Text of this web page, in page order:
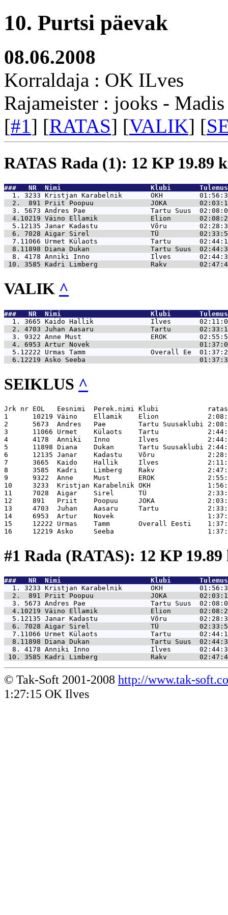
10. Purtsi päevak
08.06.2008
Korraldaja : OK ILves
Rajameister : jooks -
[#1] [RATAS] [VALIK] [
RATAS Rada (1): 12 KP 19.89
###   NR  Nimi                      Klubi
  1. 3233
Kristjan Karabelnik       OKH
  2.  891
Priit Poopuu              JOKA
  3. 5673
Andres Pae                Tartu Suus
  4.10219
Väino Ellamik             Elion
  5.12135
Janar Kadastu             Võru
  6. 7028
Aigar Sirel               TÜ
  7.11066
Urmet Külaots             Tartu
  8.11898
Diana Dukan               Tartu Suus
  8. 4178
Anniki Inno               Ilves
10. 3585 Kadri Limberg             Rakv
VALIK ^
###   NR  Nimi                      Klubi
  1. 3665
Kaido Hallik              Ilves
  2. 4703
Juhan Aasaru              Tartu
  3. 9322
Anne Must                 EROK
  4. 6953
Artur Novek
  5.12222
Urmas Tamm                Overall Ee
  6.12219
Asko Seeba
SEIKLUS ^
Jrk nr EOL   Eesnimi  Perek.nimi Klubi            ratas  	KP	jooks  	KP	kokku
1      10219 Väino    Ellamik    Elion            2:08:22	12	1:01:11	22	3:09:33
2      5673  Andres   Pae        Tartu Suusaklubi 2:08:00	12	1:32:04	22	3:40:04
3      11066 Urmet    Külaots    Tartu            2:44:13	12	1:37:24	22	4:21:37
4      4178  Anniki   Inno       Ilves            2:44:37	12	1:37:20	22	4:21:57
5      11898 Diana    Dukan      Tartu Suusaklubi 2:44:37	12	1:37:25	22	4:22:02
6      12135 Janar    Kadastu    Võru             2:28:31	12	2:08:24	22	4:36:55
7      3665  Kaido    Hallik     Ilves            2:11:08	11	0:58:47	22	3:09:55
8      3585  Kadri    Limberg    Rakv             2:47:48	12	0:56:56	18	3:44:44
9      9322  Anne     Must       EROK             2:55:56	8	1:52:11	22	4:48:07
10     3233  Kristjan Karabelnik OKH              1:56:39	12	0:48:27	17	2:45:06
11     7028  Aigar    Sirel      TÜ               2:33:59	12	1:13:00	17	3:46:59
12     891   Priit    Poopuu     JOKA             2:03:12	12	0:42:41	15	2:45:53
13     4703  Juhan    Aasaru     Tartu            2:33:11	10	0:54:23	17	3:27:34
14     6953  Artur    Novek                       1:37:03	3	1:16:25	13	2:53:28
15     12222 Urmas    Tamm       Overall Eesti    1:37:27	3	1:16:37	13	2:54:04
#1 Rada (RATAS): 12 KP
###   NR  Nimi                      Klubi
  1. 3233
Kristjan Karabelnik       OKH
  2.  891
Priit Poopuu              JOKA
  3. 5673
Andres Pae                Tartu Suus
  4.10219
Väino Ellamik             Elion
  5.12135
Janar Kadastu             Võru
  6. 7028
Aigar Sirel               TÜ
  7.11066
Urmet Külaots             Tartu
  8.11898
Diana Dukan               Tartu Suus
  8. 4178
Anniki Inno               Ilves
10. 3585 Kadri Limberg             Rakv
© Tak-Soft 2001-2008 http://www.tak-
1:27:15 OK Ilves